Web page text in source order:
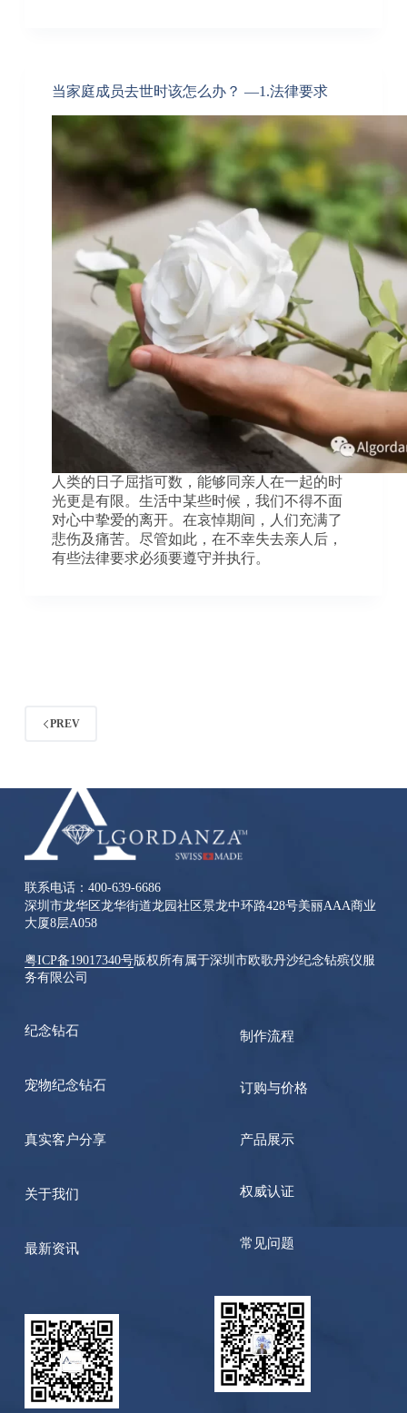
当家庭成员去世时该怎么办？ —1.法律要求
人类的日子屈指可数，能够同亲人在一起的时
光更是有限。生活中某些时候，我们不得不面
对心中挚爱的离开。在哀悼期间，人们充满了
悲伤及痛苦。尽管如此，在不幸失去亲人后，
有些法律要求必须要遵守并执行。
PREV
联系电话：400-639-6686
深圳市龙华区龙华街道龙园社区景龙中环路428号美丽AAA商业
大厦8层A058
粤ICP备19017340号版权所有属于深圳市欧歌丹沙纪念钻殡仪服
务有限公司
纪念钻石
宠物纪念钻石
真实客户分享
关于我们
最新资讯
制作流程
订购与价格
产品展示
权威认证
常见问题